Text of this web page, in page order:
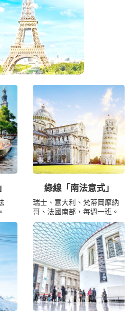
綠線「南法意式」
瑞士、意大利、梵蒂岡摩納
哥、法國南部，每週一班。